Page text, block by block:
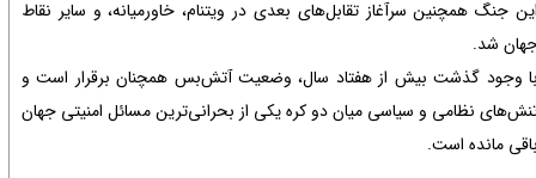
جنگ همچنین سرآغاز تقابل‌های بعدی در ویتنام، خاورمیانه، و سایر نقاط
شد.
وجود گذشت بیش از هفتاد سال، وضعیت آتش‌بس همچنان برقرار است و
نظامی و سیاسی میان دو کره یکی از بحرانی‌ترین مسائل امنیتی جهان
مانده است.